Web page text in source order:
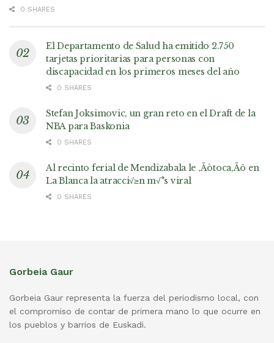
0 SHARES
El Departamento de Salud ha emitido 2.750
tarjetas prioritarias para personas con
discapacidad en los primeros meses del año
0 SHARES
Stefan Joksimovic, un gran reto en el Draft de la
NBA para Baskonia
0 SHARES
Al recinto ferial de Mendizabala le ‚Äòtoca‚Äô en
La Blanca la atracci√≥n m√°s viral
0 SHARES
Gorbeia Gaur
Gorbeia Gaur representa la fuerza del periodismo local, con
el compromiso de contar de primera mano lo que ocurre en
los pueblos y barrios de Euskadi.